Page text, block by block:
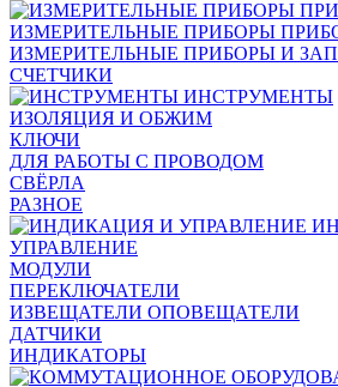
ИЗМЕРИТЕЛЬНЫЕ ПРИБОРЫ
ИЗМЕРИТЕЛЬНЫЕ ПРИБОРЫ И
СЧЕТЧИКИ
ИНСТРУМЕНТЫ
ИЗОЛЯЦИЯ И ОБЖИМ
КЛЮЧИ
ДЛЯ РАБОТЫ С ПРОВОДОМ
СВЁРЛА
РАЗНОЕ
УПРАВЛЕНИЕ
МОДУЛИ
ПЕРЕКЛЮЧАТЕЛИ
ИЗВЕЩАТЕЛИ ОПОВЕЩАТЕЛИ
ДАТЧИКИ
ИНДИКАТОРЫ